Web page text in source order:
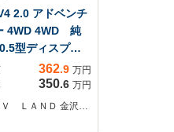
2.0 アドベンチ
4WD 4WD 純
型ディスプレ
ックカメラ
フティセンス
ダークルーズ
362.9 万円
350.6 万円
Ｖ ＬＡＮＤ 金沢…